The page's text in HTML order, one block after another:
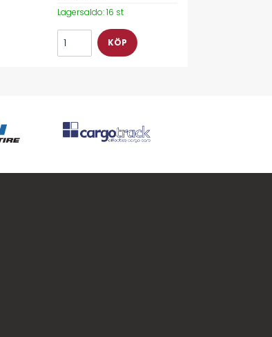
Lagersaldo: 16 st